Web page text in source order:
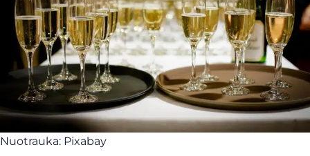
Nuotrauka: Pixabay